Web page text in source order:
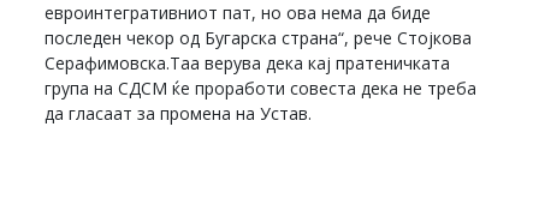
евроинтегративниот пат, но ова нема да биде
последен чекор од Бугарска страна“, рече Стојкова
Серафимовска.Таа верува дека кај пратеничката
група на СДСМ ќе проработи совеста дека не треба
да гласаат за промена на Устав.